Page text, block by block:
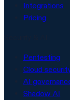
Integrations
Pricing
Pentesting
Cloud
AI
Shadow AI